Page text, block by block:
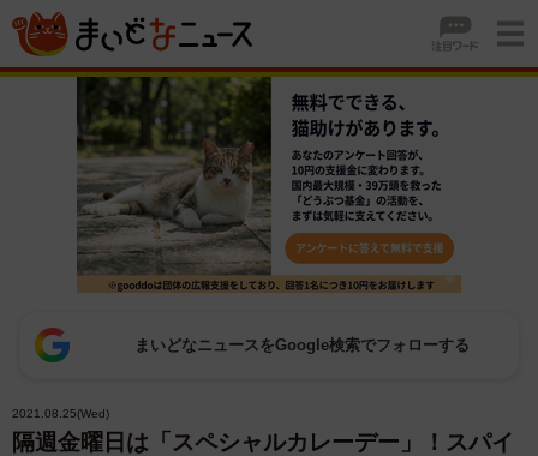
まいどなニュースをGoogle検索でフォローする
2021.08.25(Wed)
隔週金曜日は「スペシャルカレーデー」！スパイ